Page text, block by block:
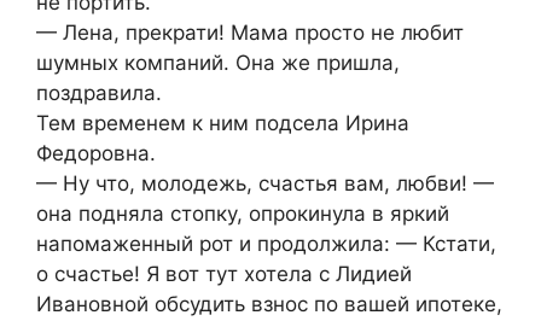
— Лена, прекрати! Мама просто не любит
шумных компаний. Она же пришла,
поздравила.
Тем временем к ним подсела Ирина
Федоровна.
— Ну что, молодежь, счастья вам, любви! —
она подняла стопку, опрокинула в яркий
напомаженный рот и продолжила: — Кстати,
о счастье! Я вот тут хотела с Лидией
Ивановной обсудить взнос по вашей ипотеке,